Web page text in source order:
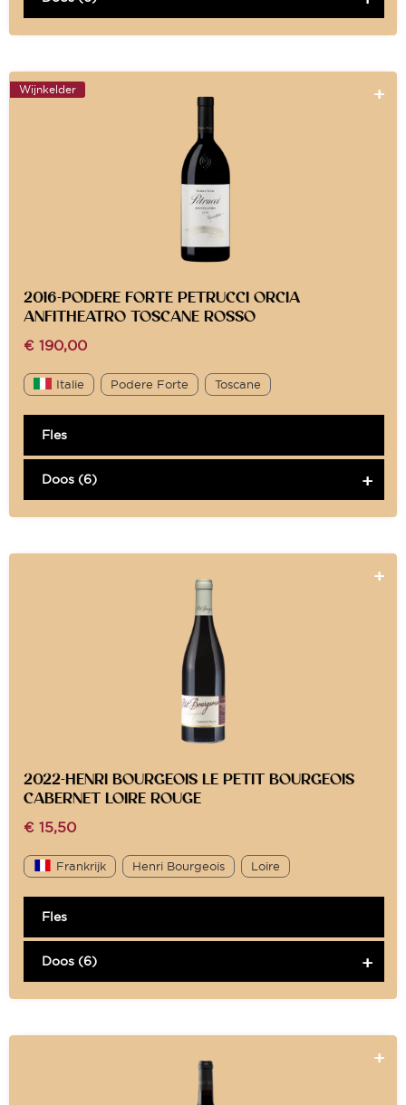
Wijnkelder
2016-PODERE FORTE PETRUCCI ORCIA
ANFITHEATRO TOSCANE ROSSO
€ 190,00
Italie Podere Forte Toscane
Fles
Doos (6)
2022-HENRI BOURGEOIS LE PETIT BOURGEOIS
CABERNET LOIRE ROUGE
€ 15,50
Frankrijk Henri Bourgeois Loire
Fles
Doos (6)